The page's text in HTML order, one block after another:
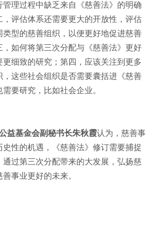
管理过程中缺乏来自《慈善法》的明确
，评估体系还需要更大的开放性，评估
类型的慈善组织，以便更好地促进慈善
，如何将第三次分配与《慈善法》更好
更细致的研究；第四，应该关注到更多
，这些社会组织是否需要囊括进《慈善
要研究，比如社会企业。
益基金会副秘书长朱秋霞认为，慈善事
史性的机遇，《慈善法》修订需要捕捉
通过第三次分配带来的大发展，弘扬慈
事业更好的未来。